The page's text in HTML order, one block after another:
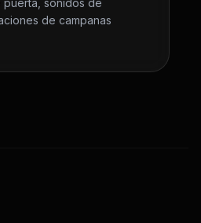
puerta, sonidos de
de campanas